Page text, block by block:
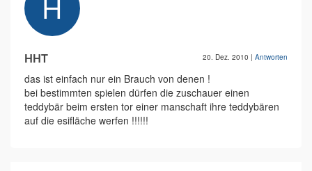
HHT 20. Dez. 2010 | Antworten
das ist einfach nur ein Brauch von denen !
bei bestimmten spielen dürfen die zuschauer einen
teddybär beim ersten tor einer manschaft ihre teddybären
auf die esifläche werfen !!!!!!